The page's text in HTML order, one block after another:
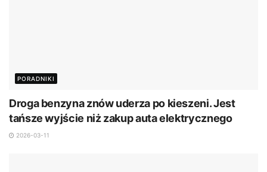
PORADNIKI
Droga benzyna znów uderza po kieszeni. Jest
tańsze wyjście niż zakup auta elektrycznego
2026-03-11